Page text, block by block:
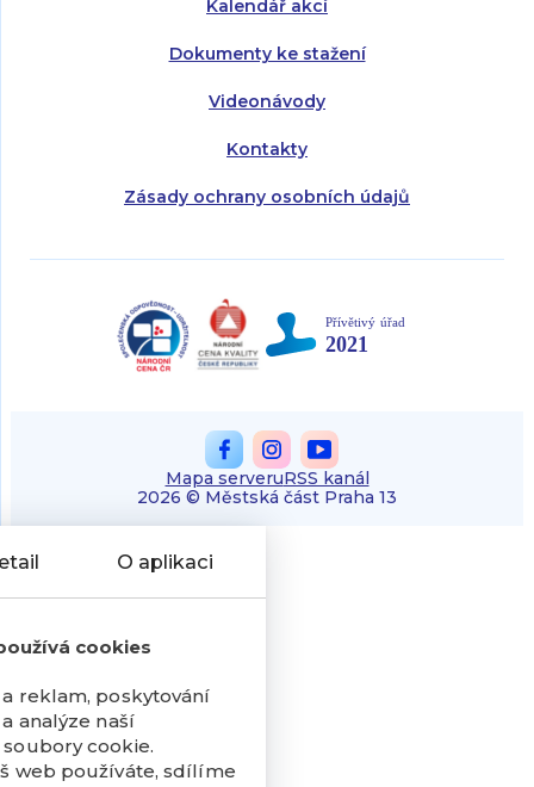
Kalendář akcí
Dokumenty ke stažení
Videonávody
Kontakty
Zásady ochrany osobních údajů
2026 © Městská část Praha 13
Mapa serveruRSS kanál